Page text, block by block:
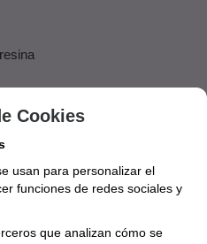
ESTUCHE
Cookies
usan para personalizar el
funciones de redes sociales y
que analizan cómo se